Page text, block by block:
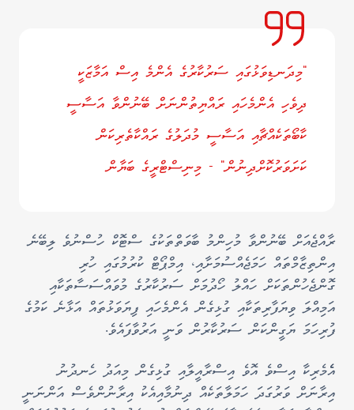
"މިދަނޑިވަޅުގައި ސަރުކާރުގެ އެންމެ އިސް އަމާޒަކީ
ދިވެހި އެންމެހައި ރައްޔިތުންނަށް ބޭނުންވާ އަސާސީ
ކާބޯތަކެއްޗާއި އަސާސީ މުދަލުގެ ރައްކާތެރިކަން
ކަށަވަރުކޮށްދިނުން" - މިނިސްޓްރީގެ ބަޔާން
ރާއްޖެއަށް ބޭނުންވާ މުހިންމު ބާވަތްތަކުގެ ސްޓޮކް ހުސްނުވެ ލިބޭނެ
އިންތިޒާމްތައް ހަމަޖެއްސުމަށާއި، އިމްޕޯޓް ކުރުމުގައި ހުރި
ގޮންޖެހުންތަކަށް ހައްލު ހޯދުމަށް ސަރުކާރުގެ މުވައްސަސާތަކާއި
އަމިއްލަ ވިޔަފާރިތަކާއި ގުޅިގެން އެންމެހައި ފިޔަވަޅުތައް އަޅާނެ ކަމުގެ
ފުރިހަމަ ޔަގީންކަން ސަރުކާރުން ވަނީ އަރުވާފައެވެ.
އެެމެރިކާ އިސްވެ އޮވެ އިސްރާއީލާއި ގުޅިގެން މިއަދު ހެނދުނު
އިރާނަށް ވަރުގަދަ ހަމަލާތަކެއް ދިނުމާއިއެކު އިރާނުންވެސް އަންނަނީ